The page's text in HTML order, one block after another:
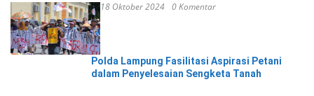
18 Oktober 2024 0 Komentar
Polda Lampung Fasilitasi Aspirasi Petani
dalam Penyelesaian Sengketa Tanah